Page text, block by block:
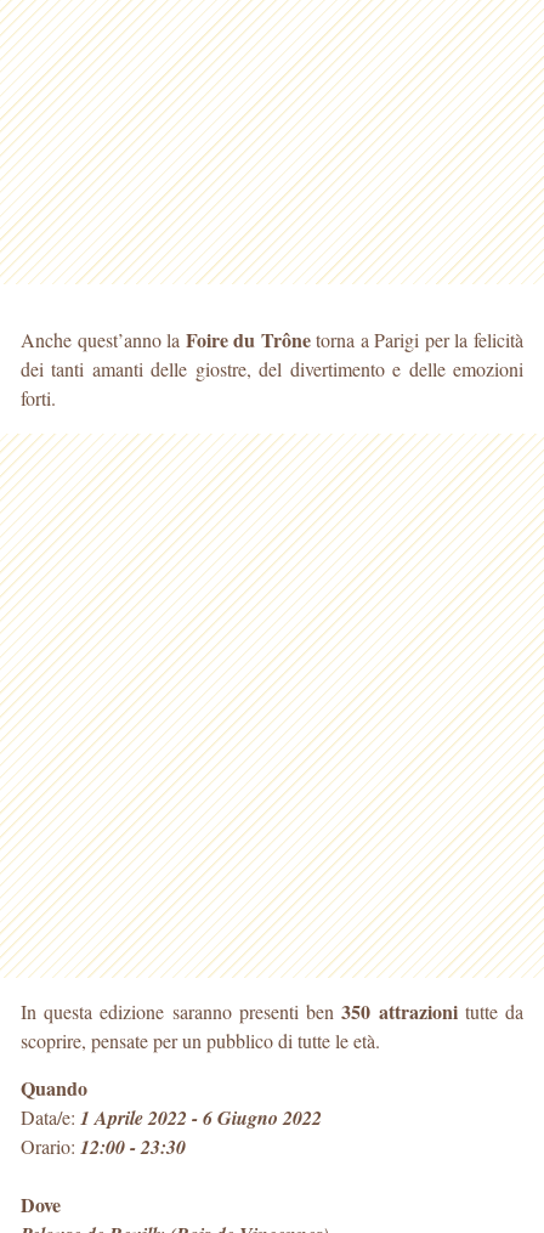
Anche quest’anno la Foire du Trônetorna a Parigi per la felicità
dei tanti amanti delle giostre, del divertimento e delle emozioni
forti.
In questa edizione saranno presenti ben350 attrazionitutte da
scoprire, pensate per un pubblico di tutte le età.
Quando
Data/e: 1 Aprile 2022 - 6 Giugno 2022
Orario: 12:00 - 23:30
Dove